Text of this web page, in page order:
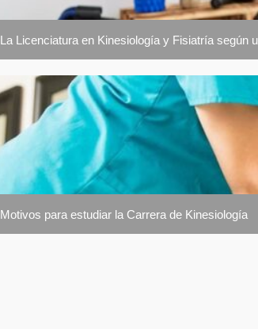
La Licenciatura en Kinesiología y Fisiatría según
Motivos para estudiar la Carrera de Kinesiología